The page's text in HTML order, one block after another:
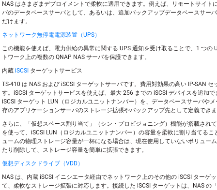
NAS はさまざまデプロイメントで柔軟に適用できます。例えば、リモートサイト
バのデータベースサーバとして、あるいは、追加バックアップデータベースサー
だけます。
ネットワーク無停電電源装置（UPS）
この機能を使えば、電力供給の異常に関する UPS 通知を受け取ることで、1 つの
トワーク上の複数の QNAP NAS サーバを保護できます。
内蔵 iSCSI ターゲットサービス
TS-410 は NAS および iSCSI ターゲットサーバです。費用対効果の高い IP-SAN セ
す。iSCSI ターゲットサービスを使えば、最大 256 までの iSCSI デバイスを追加
iSCSI ターゲット LUN（ロジカルユニットナンバー）を、データベースサーバや
存のアプリケーションサーバのストレージ拡張やバックアップ先として定義でき
さらに、「仮想スペース割り当て」（シン・プロビジョニング）機能が搭載され
を使って、iSCSI LUN（ロジカルユニットナンバー）の容量を柔軟に割り当てるこ
ュームの物理ストレージ容量が一杯になる場合は、現在使用していないボリュー
たり削除して、ストレージ容量を簡単に拡張できます。
仮想ディスクドライブ（VDD）
NAS は、内蔵 iSCSI イニシエータ経由でネットワーク上のその他の iSCSI ターゲ
て、柔軟なストレージ拡張に対応します。接続した iSCSI ターゲットは、NAS の